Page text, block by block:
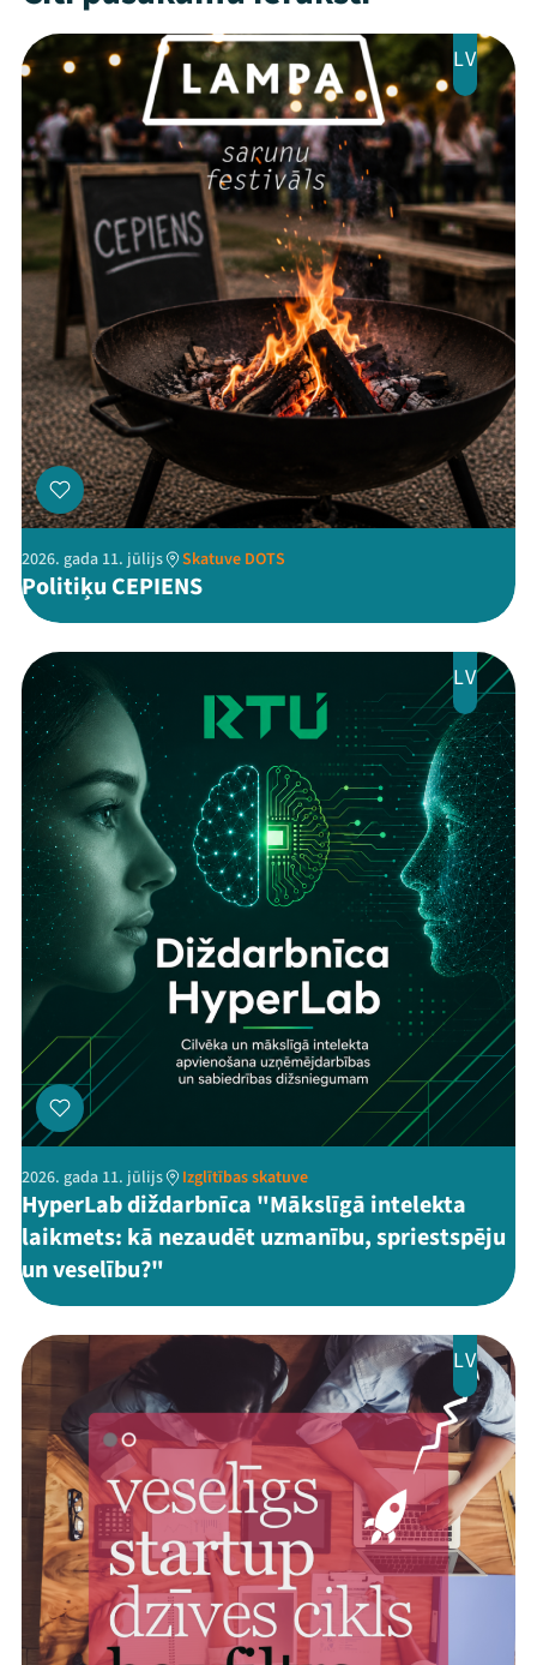
Jaunumi
Ziedo
Veikals
Kontakti
ThreadsFacebookYoutube Instagram
Flick TikTok
LV
2026. gada 11. jūlijs Skatuve DOTS
Politiķu CEPIENS
LV
2026. gada 11. jūlijs Izglītības skatuve
HyperLab diždarbnīca "Mākslīgā intelekta
laikmets: kā nezaudēt uzmanību, spriestspēju
un veselību?"
LV